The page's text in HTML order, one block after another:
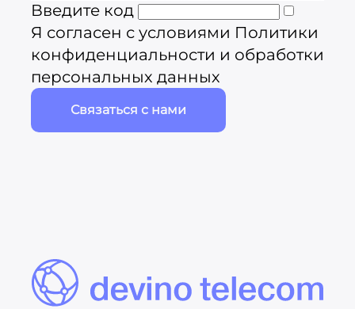
Введите код
Я согласен с условиями Политики
конфиденциальности и обработки
персональных данных